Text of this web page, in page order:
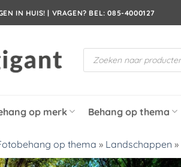
IN HUIS! | VRAGEN? BEL: 085-4000127
Producten
zoeken
op merk Behang op thema
op thema » Landschappen »